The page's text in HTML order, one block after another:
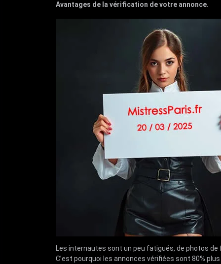
Avantages de la vérification de votre annonce.
Les internautes sont un peu fatigués, de photos
C’est pourquoi les annonces vérifiées sont 80%